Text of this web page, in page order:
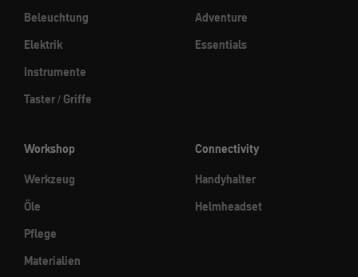
Beleuchtung
Elektrik
Instrumente
Taster / Griffe
Adventure
Essentials
Workshop
Werkzeug
Öle
Pflege
Materialien
Connectivity
Handyhalter
Helmheadset